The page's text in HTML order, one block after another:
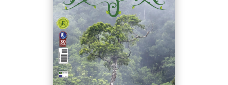
📖 Ler agora
Mais lidas da semana